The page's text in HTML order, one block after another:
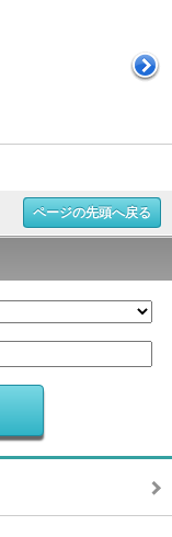
ページの先頭へ戻る